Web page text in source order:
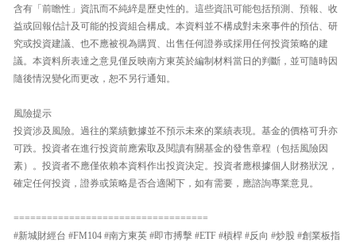
含有「前瞻性」資訊而不純綷是歷史性的。這些資訊可能包括預測、預報、收
益或回報估計及可能的投資組合構成。本資料並不構成對未來事件的預估、研
究或投資建議、也不應被視為購買、出售任何證券或採用任何投資策略的建
議。本資料所表達之意見僅反映南方東英於編制材料當日的判斷，並可隨時因
隨後情況變化而更改，恕不另行通知。
風險提示
投資涉及風險。過往的業績數據並不預示未來的業績表現。基金的價格可升亦
可跌。投資者在進行投資前應索取及閱讀有關基金的發售章程（包括風險因
素）。投資者不應僅依賴本資料作出投資決定。投資者應根據個人財務狀況，
確定任何投資，證券或策略是否合適閣下，如有需要，應諮詢專業意見。
===================================
#新城財經台 #FM104 #南方東英 #即市搏擊 #ETF #槓桿 #反向 #炒股 #創業板指